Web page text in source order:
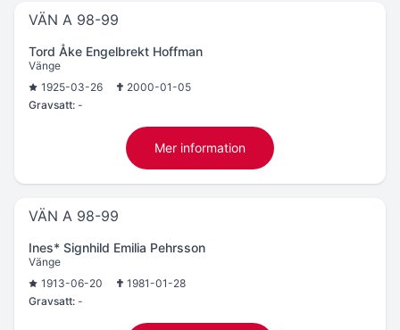
VÄN A 98-99
Tord Åke Engelbrekt Hoffman
Vänge
1925-03-26
2000-01-05
Gravsatt: -
Mer information
VÄN A 98-99
Ines* Signhild Emilia Pehrsson
Vänge
1913-06-20
1981-01-28
Gravsatt: -